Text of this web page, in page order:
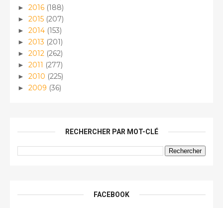
► 2016 (188)
► 2015 (207)
► 2014 (153)
► 2013 (201)
► 2012 (262)
► 2011 (277)
► 2010 (225)
► 2009 (36)
RECHERCHER PAR MOT-CLÉ
FACEBOOK